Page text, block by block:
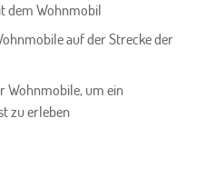
dem Wohnmobil
auf der Strecke der
Wohnmobile, um ein
zu erleben